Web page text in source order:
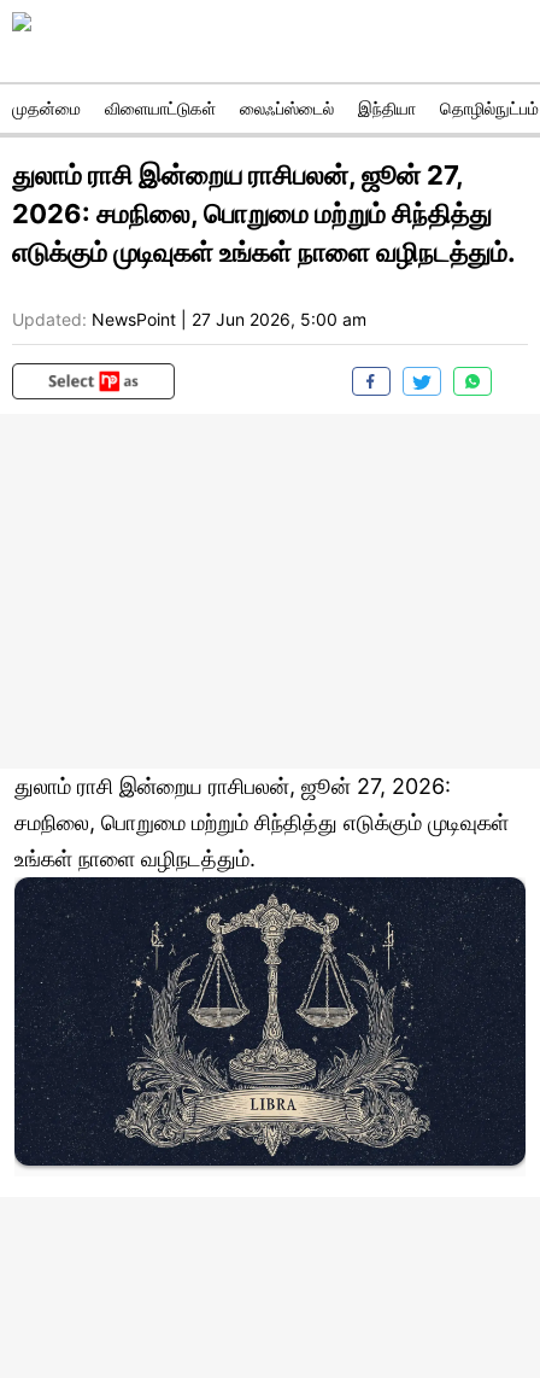
முதன்மை விளையாட்டுகள் லைஃப்ஸ்டைல் இந்தியா தொழில்நுட்பம்
துலாம் ராசி இன்றைய ராசிபலன், ஜூன் 27,
2026: சமநிலை, பொறுமை மற்றும் சிந்தித்து
எடுக்கும் முடிவுகள் உங்கள் நாளை வழிநடத்தும்.
Updated: NewsPoint 27 Jun 2026, 5:00 am
துலாம் ராசி இன்றைய ராசிபலன், ஜூன் 27, 2026:
சமநிலை, பொறுமை மற்றும் சிந்தித்து எடுக்கும் முடிவுகள்
உங்கள் நாளை வழிநடத்தும்.